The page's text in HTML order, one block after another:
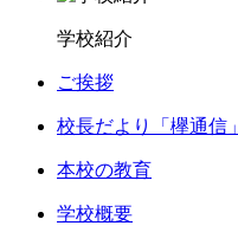
学校紹介
ご挨拶
校長だより「欅通信」
本校の教育
学校概要